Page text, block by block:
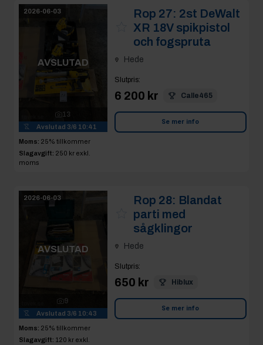
2026-06-03
AVSLUTAD
13
Avslutad 3/6 10:41
Moms: 25% tillkommer
Slagavgift: 250 kr exkl.
moms
Rop 27: 2st DeWalt
XR 18V spikpistol
och fogspruta
Hede
Slutpris:
6 200 kr Calle465
Se mer info
2026-06-03
AVSLUTAD
9
Avslutad 3/6 10:43
Moms: 25% tillkommer
Slagavgift: 120 kr exkl.
Rop 28: Blandat
parti med
sågklingor
Hede
Slutpris:
650 kr Hiblux
Se mer info